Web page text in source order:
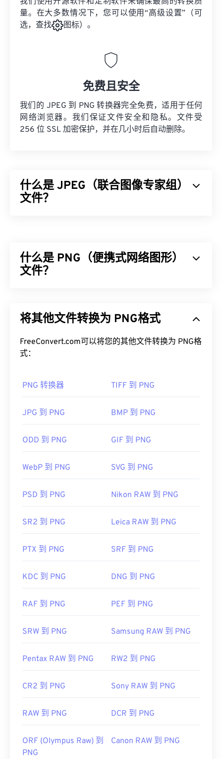
量。在大多数情况下，您可以使用“高级设置”（可
选，查找
图标）。
免费且安全
我们的 JPEG 到 PNG 转换器完全免费，适用于任何
网络浏览器。我们保证文件安全和隐私。文件受
256 位 SSL 加密保护，并在几小时后自动删除。
什么是 JPEG（联合图像专家组）
文件？
适合在互联网上传输和在网站上使用。您可以使用我
们的JPEG 压缩
如何打开 JPEG 文件？
几乎所有图像查看器程序和应用程序都能识别并打开
JPEG 文件。只需双击 JPEG 文件，通常即可在默认
选择特定的应用程序打开文件，请右键单击，然后选
择“打开方式”。
JPEG 文件可以在流行的网络浏览器（例如
Preview） 上自动打开。
开发者：联合图像专家组
有用的链接：
什么是 PNG（便携式网络图形）
文件？
RGB或RGBA颜色，并支持透明度，非常适合用于图
如，尝试我们的GIF 转 APNG）。使用 PNG 的优势
包括：此外，PNG 是一种采用
如何打开 PNG 文件？
通常，PNG 文件会在操作系统的默认图像查看器中
如果您在打开 PNG 文件时遇到问题，请使用我们的
GIMP 或 Adob​​e Photoshop 等其他程序也可用于打开
大，因此将其添加到网页时请务必小心。PNG 文件
的一个有趣功能是能够在图像中创建透明度，尤其是
开发者：巴布亚新几内亚发展集团
有用的链接：
LifeWire 关于 PNG 的文章
相关PNG工具：
将其他文件转换为 PNG格式
FreeConvert.com可以将您的其他文件转换为 PNG格
式：
PNG 转换器 TIFF 到 PNG
JPG 到 PNG BMP 到 PNG
ODD 到 PNG GIF 到 PNG
WebP 到 PNG SVG 到 PNG
PSD 到 PNG Nikon RAW 到 PNG
SR2 到 PNG Leica RAW 到 PNG
PTX 到 PNG SRF 到 PNG
KDC 到 PNG DNG 到 PNG
RAF 到 PNG PEF 到 PNG
SRW 到 PNG Samsung RAW 到 PNG
Pentax RAW 到 PNG RW2 到 PNG
CR2 到 PNG Sony RAW 到 PNG
RAW 到 PNG DCR 到 PNG
ORF (Olympus Raw) 到
PNG
Canon RAW 到 PNG